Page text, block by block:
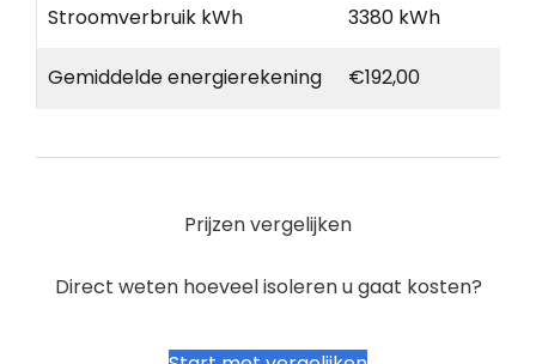
Stroomverbruik kWh 3380 kWh
Gemiddelde energierekening €192,00
Prijzen vergelijken
Direct weten hoeveel isoleren u gaat kosten?